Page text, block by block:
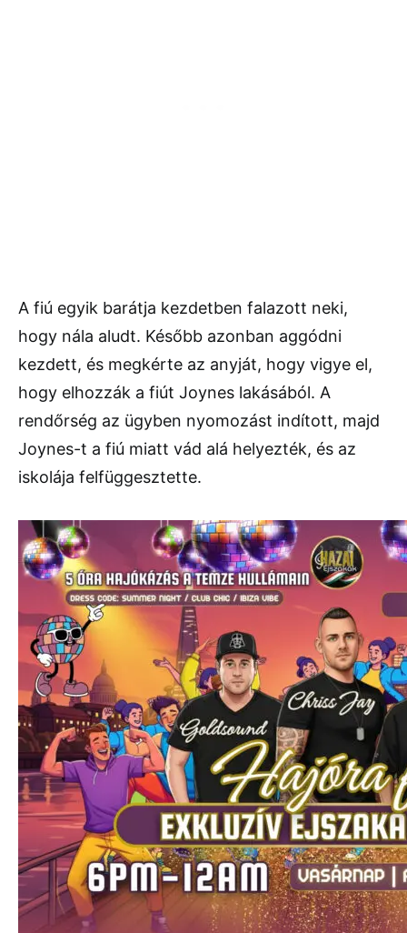
A fiú egyik barátja kezdetben falazott neki,
hogy nála aludt. Később azonban aggódni
kezdett, és megkérte az anyját, hogy vigye el,
hogy elhozzák a fiút Joynes lakásából. A
rendőrség az ügyben nyomozást indított, majd
Joynes-t a fiú miatt vád alá helyezték, és az
iskolája felfüggesztette.